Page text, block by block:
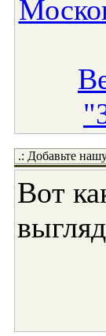
.: Добавьте
Вот